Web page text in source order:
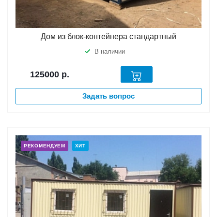
Дом из блок-контейнера стандартный
В наличии
125000 р.
Задать вопрос
РЕКОМЕНДУЕМ ХИТ